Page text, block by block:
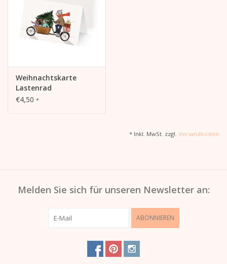
Weihnachtskarte
Lastenrad
€4,50 *
* Inkl. MwSt. zzgl. Versandkosten
Melden Sie sich für unseren Newsletter an:
ABONNIEREN